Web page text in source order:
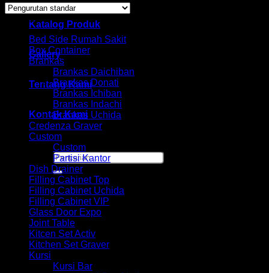
Katalog Produk
Gallery
Tentang Kami
Kontak Kami
Pencarian
untuk:
Browse
Bed Side Rumah Sakit
Box Container
Brankas
Brankas Daichiban
Brankas Donati
Brankas Ichiban
Brankas Indachi
Brankas Uchida
Credenza Graver
Custom
Custom
Partisi Kantor
Dish Drainer
Filling Cabinet Top
Filling Cabinet Uchida
Filling Cabinet VIP
Glass Door Expo
Joint Table
Kitcen Set Activ
Kitchen Set Graver
Kursi
Kursi Bar